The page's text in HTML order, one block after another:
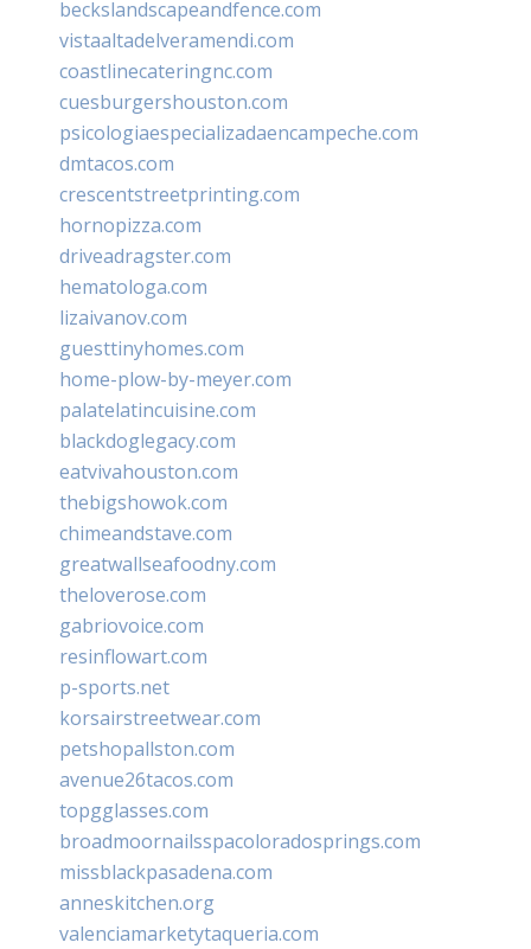
beckslandscapeandfence.com
vistaaltadelveramendi.com
coastlinecateringnc.com
cuesburgershouston.com
psicologiaespecializadaencampeche.com
dmtacos.com
crescentstreetprinting.com
hornopizza.com
driveadragster.com
hematologa.com
lizaivanov.com
guesttinyhomes.com
home-plow-by-meyer.com
palatelatincuisine.com
blackdoglegacy.com
eatvivahouston.com
thebigshowok.com
chimeandstave.com
greatwallseafoodny.com
theloverose.com
gabriovoice.com
resinflowart.com
p-sports.net
korsairstreetwear.com
petshopallston.com
avenue26tacos.com
topgglasses.com
broadmoornailsspacoloradosprings.com
missblackpasadena.com
anneskitchen.org
valenciamarketytaqueria.com